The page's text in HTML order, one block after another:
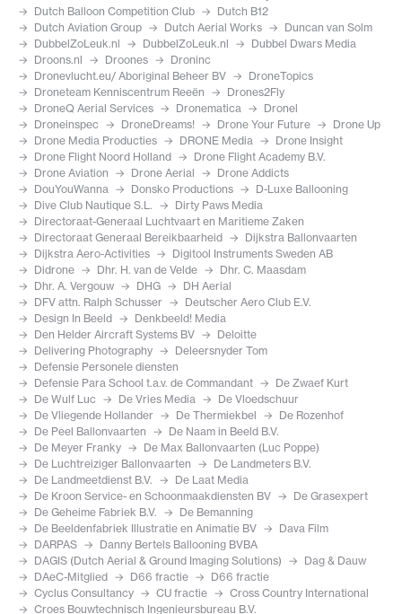
Dutch Balloon Competition Club
Dutch B12
Dutch Aviation Group
Dutch Aerial Works
Duncan van Solm
DubbelZoLeuk.nl
DubbelZoLeuk.nl
Dubbel Dwars Media
Droons.nl
Droones
Droninc
Dronevlucht.eu/ Aboriginal Beheer BV
DroneTopics
Droneteam Kenniscentrum Reeën
Drones2Fly
DroneQ Aerial Services
Dronematica
Dronel
Droneinspec
DroneDreams! Drone Your Future
Drone Up
Drone Media Producties
DRONE Media
Drone Insight
Drone Flight Noord Holland
Drone Flight Academy B.V.
Drone Aviation
Drone Aerial
Drone Addicts
DouYouWanna
Donsko Productions
D-Luxe Ballooning
Dive Club Nautique S.L.
Dirty Paws Media
Directoraat-Generaal Luchtvaart en Maritieme Zaken
Directoraat Generaal Bereikbaarheid
Dijkstra Ballonvaarten
Dijkstra Aero-Activities
Digitool Instruments Sweden AB
Didrone
Dhr. H. van de Velde
Dhr. C. Maasdam
Dhr. A. Vergouw
DHG
DH Aerial
DFV attn. Ralph Schusser
Deutscher Aero Club E.V.
Design In Beeld
Denkbeeld! Media
Den Helder Aircraft Systems BV
Deloitte
Delivering Photography
Deleersnyder Tom
Defensie Personele diensten
Defensie Para School t.a.v. de Commandant
De Zwaef Kurt
De Wulf Luc
De Vries Media
De Vloedschuur
De Vliegende Hollander
De Thermiekbel
De Rozenhof
De Peel Ballonvaarten
De Naam in Beeld B.V.
De Meyer Franky
De Max Ballonvaarten (Luc Poppe)
De Luchtreiziger Ballonvaarten
De Landmeters B.V.
De Landmeetdienst B.V.
De Laat Media
De Kroon Service- en Schoonmaakdiensten BV
De Grasexpert
De Geheime Fabriek B.V.
De Bemanning
De Beeldenfabriek Illustratie en Animatie BV
Dava Film
DARPAS
Danny Bertels Ballooning BVBA
DAGIS (Dutch Aerial & Ground Imaging Solutions)
Dag & Dauw
DAeC-Mitglied
D66 fractie
D66 fractie
Cyclus Consultancy
CU fractie
Cross Country International
Croes Bouwtechnisch Ingenieursbureau B.V.